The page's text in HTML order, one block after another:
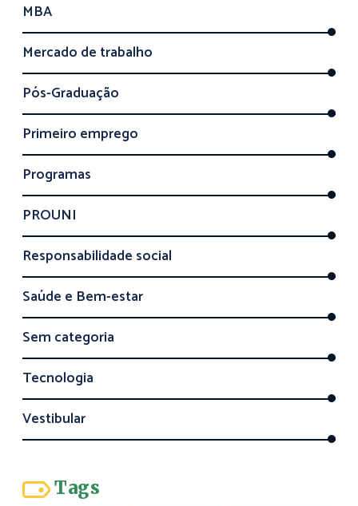
MBA
Mercado de trabalho
Pós-Graduação
Primeiro emprego
Programas
PROUNI
Responsabilidade social
Saúde e Bem-estar
Sem categoria
Tecnologia
Vestibular
Tags